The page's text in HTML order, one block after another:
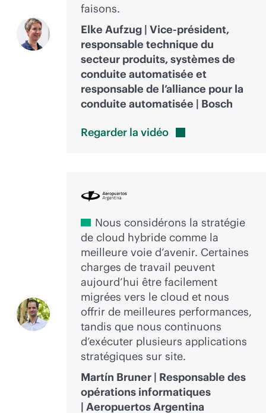
faisons.
Elke Aufzug | Vice-président,
responsable technique du
secteur produits, systèmes de
conduite automatisée et
responsable de l’alliance pour la
conduite automatisée | Bosch
Regarder la vidéo
Nous considérons la stratégie
de cloud hybride comme la
meilleure voie d’avenir. Certaines
charges de travail peuvent
aujourd’hui être facilement
migrées vers le cloud et nous
offrir de meilleures performances,
tandis que nous continuons
d’exécuter plusieurs applications
stratégiques sur site.
Martín Bruner | Responsable des
opérations informatiques
| Aeropuertos Argentina